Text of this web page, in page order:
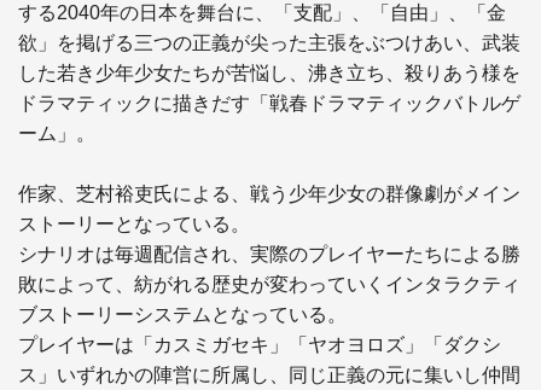
する2040年の日本を舞台に、「支配」、「自由」、「金
欲」を掲げる三つの正義が尖った主張をぶつけあい、武装
した若き少年少女たちが苦悩し、沸き立ち、殺りあう様を
ドラマティックに描きだす「戦春ドラマティックバトルゲ
ーム」。
作家、芝村裕吏氏による、戦う少年少女の群像劇がメイン
ストーリーとなっている。
シナリオは毎週配信され、実際のプレイヤーたちによる勝
敗によって、紡がれる歴史が変わっていくインタラクティ
ブストーリーシステムとなっている。
プレイヤーは「カスミガセキ」「ヤオヨロズ」「ダクシ
ス」いずれかの陣営に所属し、同じ正義の元に集いし仲間